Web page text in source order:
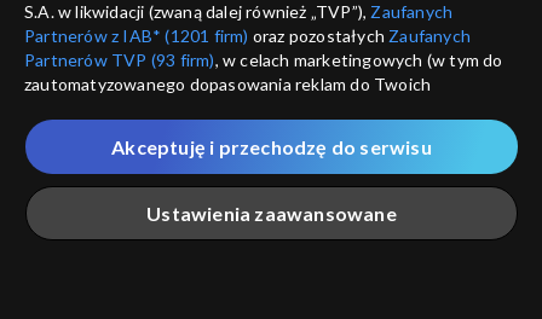
Świat się kręci
29.04.2014
Świat się kręci
30.04.2014
S.A. w likwidacji (zwaną dalej również „TVP”), Zaufanych
Partnerów z IAB* (1201 firm) oraz pozostałych Zaufanych
Partnerów TVP (93 firm), w celach marketingowych (w tym do
zautomatyzowanego dopasowania reklam do Twoich
które wskazujemy poniżej, a także zgody na udostępnianie
przez nas identyfikatora PPID do Google.
Twoje dane osobowe zbierane podczas odwiedzania przez
Ciebie naszych
poszczególnych serwisówzwanych dalej
„Portalem”, w tym informacje zapisywane za pomocą
Ustawienia zaawansowane
Akceptuję i przechodzę do serwisu